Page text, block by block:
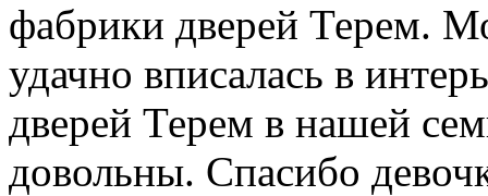
фабрики дверей Терем.
удачно вписалась в
дверей Терем в нашей
довольны. Спасибо